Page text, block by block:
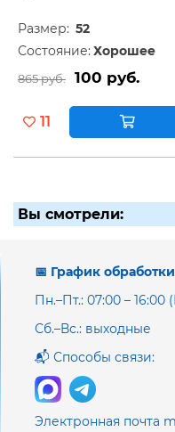
Размер: 52
Состояние: Хорошее
865 руб. 100 руб.
11
Вы смотрели:
📅 График
Пн.–Пт.: 07:00 – 16:00
Сб.–Вс.: выходные
📬 Способы связи:
Электронная почта